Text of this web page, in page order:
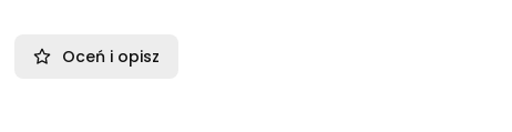
Oceń i opisz